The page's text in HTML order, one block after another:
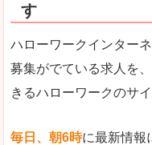
す
ハローワークインター
募集がでている求人を
きるハローワークのサイ
毎日、朝6時に最新情報